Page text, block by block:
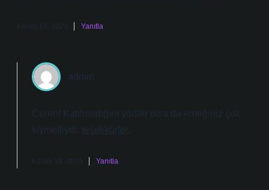
Kasım 18, 2025 Yanıtla
admin
Ceren! Katılmadığım yönler olsa da emeğiniz çok
kıymetliydi, teşekkürler.
Kasım 18, 2025 Yanıtla